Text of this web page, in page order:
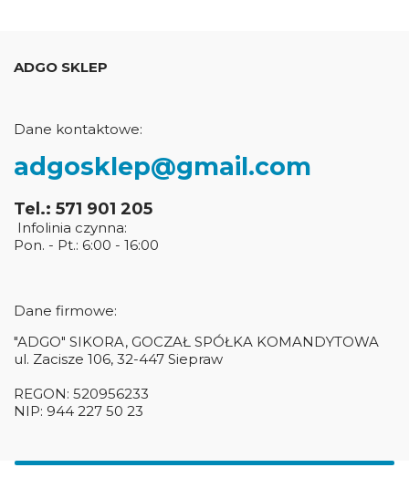
ADGO SKLEP
Dane kontaktowe:
adgosklep@gmail.com
Tel.: 571 901 205
Infolinia czynna:
Pon. - Pt.: 6:00 - 16:00
Dane firmowe:
"ADGO" SIKORA, GOCZAŁ SPÓŁKA KOMANDYTOWA
ul. Zacisze 106, 32-447 Siepraw
REGON: 520956233
NIP: 944 227 50 23